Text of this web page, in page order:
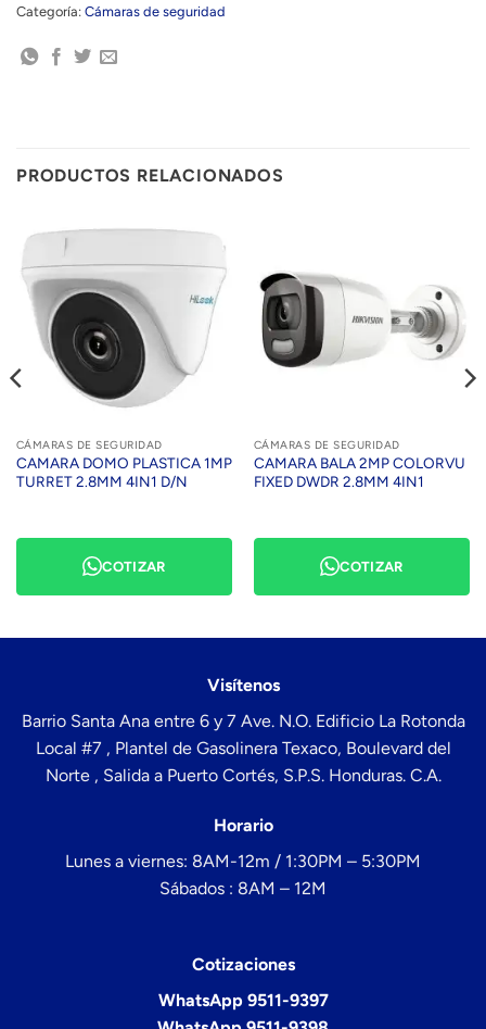
Categoría: Cámaras de seguridad
PRODUCTOS RELACIONADOS
CÁMARAS DE SEGURIDAD
CAMARA DOMO PLASTICA 1MP
TURRET 2.8MM 4IN1 D/N
COTIZAR
CÁMARAS DE SEGURIDAD
CAMARA BALA 2MP COLORVU
FIXED DWDR 2.8MM 4IN1
COTIZAR
Visítenos
Barrio Santa Ana entre 6 y 7 Ave. N.O. Edificio La Rotonda
Local #7 , Plantel de Gasolinera Texaco, Boulevard del
Norte , Salida a Puerto Cortés, S.P.S. Honduras. C.A.
Horario
Lunes a viernes: 8AM-12m / 1:30PM – 5:30PM
Sábados : 8AM – 12M
Cotizaciones
WhatsApp 9511-9397